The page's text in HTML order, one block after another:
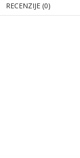
RECENZIJE (0)